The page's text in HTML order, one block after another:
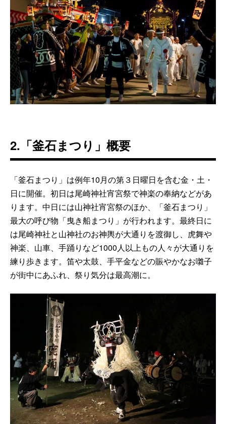
2.「釜石まつり」概要
「釜石まつり」は例年10月の第３日曜日を含む金・土・
日に開催。初日は尾崎神社宵宮祭で神楽の奉納などがあ
ります。中日には山神社宵宮祭のほか、「釜石まつり」
最大の呼び物「曳き船まつり」が行われます。最終日に
は尾崎神社と山神社のお神輿が大通りを渡御し、虎舞や
神楽、山車、手踊りなど1000人以上もの人々が大通りを
練り歩きます。笛や太鼓、手平金などの賑やかなお囃子
が街中にあふれ、祭り気分は最高潮に。